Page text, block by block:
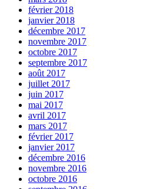
février 2018
janvier 2018
décembre 2017
novembre 2017
octobre 2017
septembre 2017
août 2017
juillet 2017
juin 2017
mai 2017
avril 2017
mars 2017
février 2017
janvier 2017
décembre 2016
novembre 2016
octobre 2016